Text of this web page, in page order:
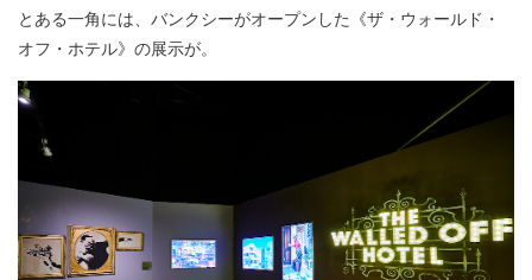
とある一角には、バンクシーがオープンした《ザ・ウォールド・
オフ・ホテル》の展示が。